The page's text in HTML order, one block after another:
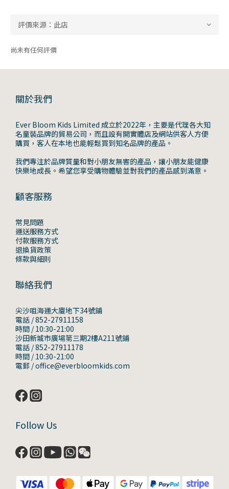
尚未有任何評價
關於我們
Ever Bloom Kids Limited 成立於2022年，主要是代理各大知
名童裝品牌的貿易公司，而且設有開實體店及網站供客人方便
購買，客人在本地也能輕鬆買到知名品牌的產品。
我們專注於品牌質量和對小朋友無害的產品，讓小朋友能健康
快樂地成長。希望您享受購物體驗並對我們的產品感到滿意。
顧客服務
常見問題
運送服務方式
付款服務方式
退換貨政策
條款與細則
聯絡我們
尖沙咀海運大廈地下34號鋪
電話 / 852-27911158
時間 / 10:30-21:00
沙田新城市廣場第三期2樓A211號鋪
電話 / 852-27911178
時間 / 10:30-21:00
電郵 / office@everbloomkids.com
Follow Us